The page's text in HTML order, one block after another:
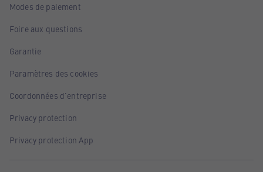
Modes de paiement
Foire aux questions
Garantie
Paramètres des cookies
Coordonnées d'entreprise
Privacy protection
Privacy protection App